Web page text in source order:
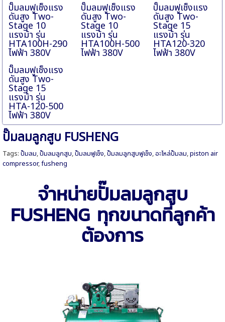
ปั๊มลมฟูเช็งแรง
ดันสูง Two-
Stage 10
แรงม้า รุ่น
HTA100H-290
ไฟฟ้า 380V
ปั๊มลมฟูเช็งแรง
ดันสูง Two-
Stage 10
แรงม้า รุ่น
HTA100H-500
ไฟฟ้า 380V
ปั๊มลมฟูเช็งแรง
ดันสูง Two-
Stage 15
แรงม้า รุ่น
HTA120-320
ไฟฟ้า 380V
ปั๊มลมฟูเช็งแรง
ดันสูง Two-
Stage 15
แรงม้า รุ่น
HTA-120-500
ไฟฟ้า 380V
ปั๊มลมลูกสูบ FUSHENG
Tags: ปั๊มลม,ปั๊มลมลูกสูบ,ปั๊มลมฟูเช็ง,ปั๊มลมลูกสูบฟูเช็ง,อะไหล่ปั๊มลม,piston air
compressor,fusheng
จำหน่ายปั๊มลมลูกสูบ
FUSHENG ทุกขนาดที่ลูกค้า
ต้องการ